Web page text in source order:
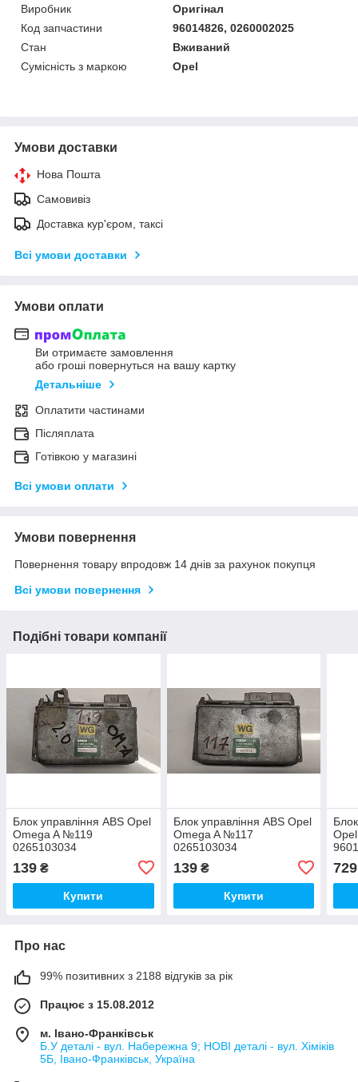
Виробник
Оригінал
Код запчастини
96014826, 0260002025
Стан
Вживаний
Сумісність з маркою
Opel
Умови доставки
Нова Пошта
Самовивіз
Доставка кур'єром, таксі
Всі умови доставки
Умови оплати
Ви отримаєте замовлення
або гроші повернуться на вашу картку
Детальніше
Оплатити частинами
Післяплата
Готівкою у магазині
Всі умови оплати
Умови повернення
Повернення товару впродовж 14 днів за рахунок покупця
Всі умови повернення
Подібні товари компанії
Блок управління ABS Opel
Omega A №119
0265103034
139 ₴
Купити
Блок управління ABS Opel
Omega A №117
0265103034
139₴
Купити
729
Про нас
99% позитивних з 2188 відгуків за рік
Працює з 15.08.2012
м. Івано-Франківськ
Б.У деталі - вул. Набережна 9; НОВІ деталі - вул. Хіміків
5Б, Івано-Франківськ, Україна